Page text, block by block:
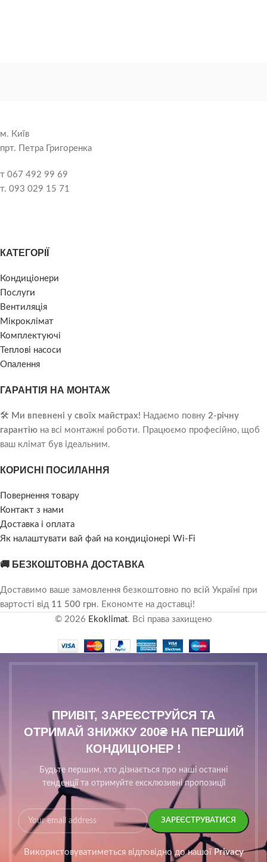
м. Київ
прт. Петра Григоренка
т 067 492 99 69
т. 093 029 15 71
КАТЕГОРІЇ
Кондиціонери
Послуги
Вентиляція
Мікроклімат
Комплектуючі
Теплові насоси
Опалення
ГАРАНТІЯ НА МОНТАЖ
🛠️ Ми впевнені у своїх майстрах! Надаємо повну 2-річну
гарантію на всі монтажні роботи. Працюємо професійно, щоб
ваш клімат був ідеальним.
КОРИСНІ ПОСИЛАННЯ
Повернення товару
Контакт з нами
Доставка і оплата
Як налаштувати вай фай на кондиціонері Wi-Fi
🚚 БЕЗКОШТОВНА ДОСТАВКА
Доставимо ваше замовлення безкоштовно по всій Україні при
вартості від 11 500 грн. Економте на доставці!
© 2026 Ekoklimat. Всі права захищено
ПРИВІТ, ЗАРЕЄСТРУЙСЯ ТА
ОТРИМАЙ ЗНИЖКУ 200₴ НА ПЕРШИЙ
КОНДИЦІОНЕР !
Будьте першим, хто дізнається про наші останні
тенденції та отримуйте ексклюзивні пропозиції
Використовуватиметься відповідно до нашої Privacy